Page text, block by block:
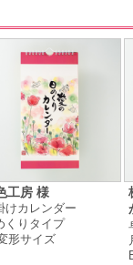
工房 様
けカレンダー
くりタイプ
形サイズ